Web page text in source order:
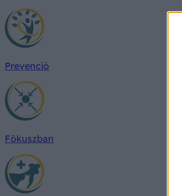
Prevenció
Fókuszban